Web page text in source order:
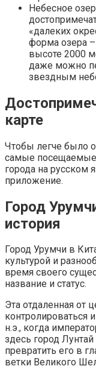
Небесное
«далеких
форма озера
высоте 2000
даже можно
звездным
карте
Чтобы легче было
самые посещаемые
города на русском
приложение.
Город
история
Город Урумчи в
культурой и
время своего
название и статус.
Эта отдаленная от
контролироваться
н.э., когда
здесь город
превратить его в
ветки Великого